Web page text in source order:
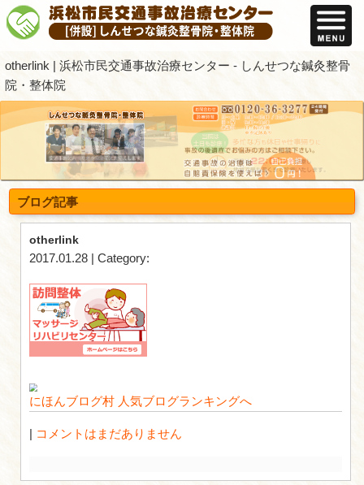
otherlink | 浜松市民交通事故治療センタ
院・整体院
ブログ記事
2017.01.28 | Category: